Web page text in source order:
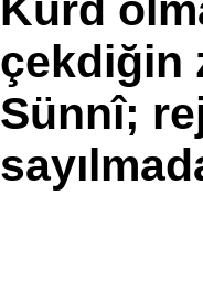
çekdiğin
Sünnî;